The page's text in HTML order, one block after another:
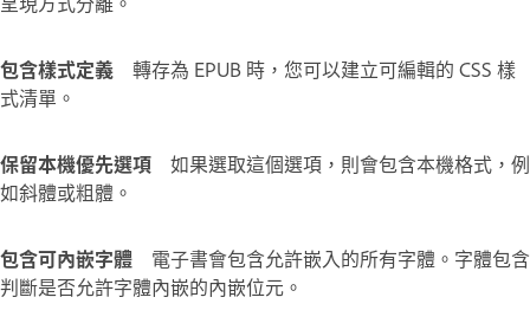
包含樣式定義
轉存為 EPUB 時，您可以建立可編輯的 CSS 樣
式清單。
保留本機優先選項
如果選取這個選項，則會包含本機格式，例
如斜體或粗體。
包含可內嵌字體
電子書會包含允許嵌入的所有字體。字體包含
判斷是否允許字體內嵌的內嵌位元 。